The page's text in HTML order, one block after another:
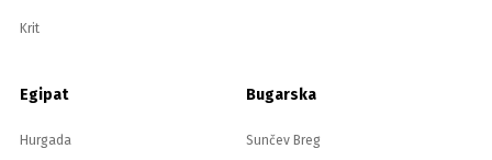
Krit
Egipat
Hurgada
Bugarska
Sunčev Breg